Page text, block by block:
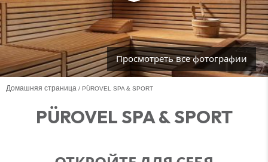
Просмотреть все фотографии
Домашняя страница PÜROVEL SPA & SPORT
PÜROVEL SPA & SPORT